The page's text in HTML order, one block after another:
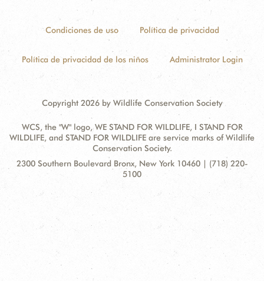
Condiciones de uso Política de privacidad
Política de privacidad de los niños Administrator Login
Copyright 2026 by Wildlife Conservation Society
WCS, the "W" logo, WE STAND FOR WILDLIFE, I STAND FOR
WILDLIFE, and STAND FOR WILDLIFE are service marks of Wildlife
Conservation Society.
Contact
Address:
2300 Southern Boulevard Bronx, New York 10460 | (718) 220-
5100